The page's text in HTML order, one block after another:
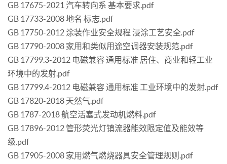
GB 17675-2021 汽车转向系 基本要求.pdf
GB 17733-2008 地名 标志.pdf
GB 17750-2012 涂装作业安全规程 浸涂工艺安全.pdf
GB 17790-2008 家用和类似用途空调器安装规范.pdf
GB 17799.3-2012 电磁兼容 通用标准 居住、商业和轻工业
环境中的发射.pdf
GB 17799.4-2012 电磁兼容 通用标准 工业环境中的发射.pdf
GB 17820-2018 天然气.pdf
GB 1787-2018 航空活塞式发动机燃料.pdf
GB 17896-2012 管形荧光灯镇流器能效限定值及能效等
级.pdf
GB 17905-2008 家用燃气燃烧器具安全管理规则.pdf